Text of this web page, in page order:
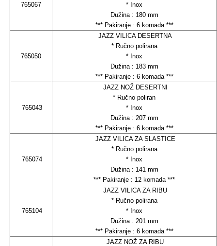
765067
* Inox
Dužina : 180 mm
*** Pakiranje : 6 komada ***
765050
JAZZ VILICA DESERTNA
* Ručno polirana
* Inox
Dužina : 183 mm
*** Pakiranje : 6 komada ***
765043
JAZZ NOŽ DESERTNI
* Ručno poliran
* Inox
Dužina : 207 mm
*** Pakiranje : 6 komada ***
765074
JAZZ VILICA ZA SLASTICE
* Ručno polirana
* Inox
Dužina : 141 mm
*** Pakiranje : 12 komada ***
765104
JAZZ VILICA ZA RIBU
* Ručno polirana
* Inox
Dužina : 201 mm
*** Pakiranje : 6 komada ***
JAZZ NOŽ ZA RIBU